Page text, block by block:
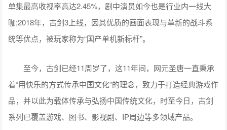
单集最高收视率高达2.45%，剧中演员如今也是行业内一线大
咖;2018年，古剑3上线，因其优质的画面表现与革新的战斗系
统等优点，被玩家称为“国产单机新标杆”。
至今，古剑已经11周岁了，这11年间，网元圣唐一直秉承
着“用快乐的方式传承中国文化”的理念，致力于打造经典游戏作
品，并以此为载体传承与弘扬中国传统文化，时至今日，古剑
系列已覆盖游戏、图书、影视剧、IP周边等多领域产品。